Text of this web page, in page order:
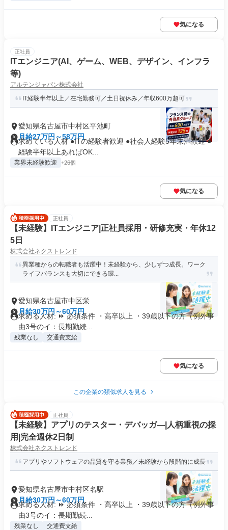
気になる
正社員
ITエンジニア(AI、ゲーム、WEB、デザイン、インフラ
等)
アルテンジャパン株式会社
IT経験半年以上／在宅勤務可／土日祝休み／年収600万超可
愛知県名古屋市中村区平池町
月給27万円～58万円
求めている人材 ●ITの経験者歓迎 ●社会人経験5年未満歓迎 ●
経験半年以上あればOK...
業界未経験歓迎 +26個
気になる
正社員
【未経験】ITエンジニア|正社員採用・研修充実・年休12
5日
株式会社ネクストレンド
異業種からの転職者も活躍中！未経験から、少しずつ成長。ワーク
ライフバランスも大切にできる環...
愛知県名古屋市中区栄
月給30万円～60万円
求める人材: ⏩ 必須条件 ・高卒以上 ・39歳以下の方（例外事
由3号のイ：長期勤続...
残業なし 交通費支給
気になる
この企業の類似求人を見る
正社員
【未経験】アプリのテスター・デバッガ―|人柄重視の採
用|完全週休2日制
株式会社ネクストレンド
アプリやソフトウェアの品質を守る業務／未経験から段階的に成長
愛知県名古屋市中村区名駅
月給30万円～60万円
求める人材: ⏩ 必須条件 ・高卒以上 ・39歳以下の方（例外事
由3号のイ：長期勤続...
残業なし 交通費支給